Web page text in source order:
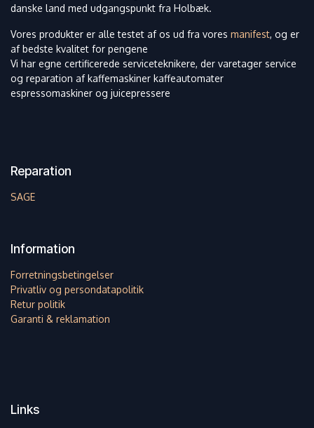
danske land med udgangspunkt fra Holbæk.
Vores produkter er alle testet af os ud fra vores manifest, og er
af bedste kvalitet for pengene
Vi har egne certificerede serviceteknikere, der varetager service
og reparation af kaffemaskiner kaffeautomater
espressomaskiner og juicepressere
Reparation
SAGE
Information
Forretningsbetingelser
Privatliv og persondatapolitik
Retur politik
Garanti & reklamation
Links